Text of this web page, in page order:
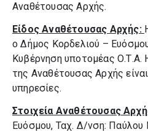
Αναθέτουσας Αρχής.
Είδος Αναθέτουσας Αρχής:
ο Δήμος Κορδελιού –
Κυβέρνηση υποτομέας Ο.Τ.Α.
της Αναθέτουσας Αρχής
υπηρεσίες.
Στοιχεία Αναθέτουσας
Ευόσμου, Ταχ. Δ/νση: